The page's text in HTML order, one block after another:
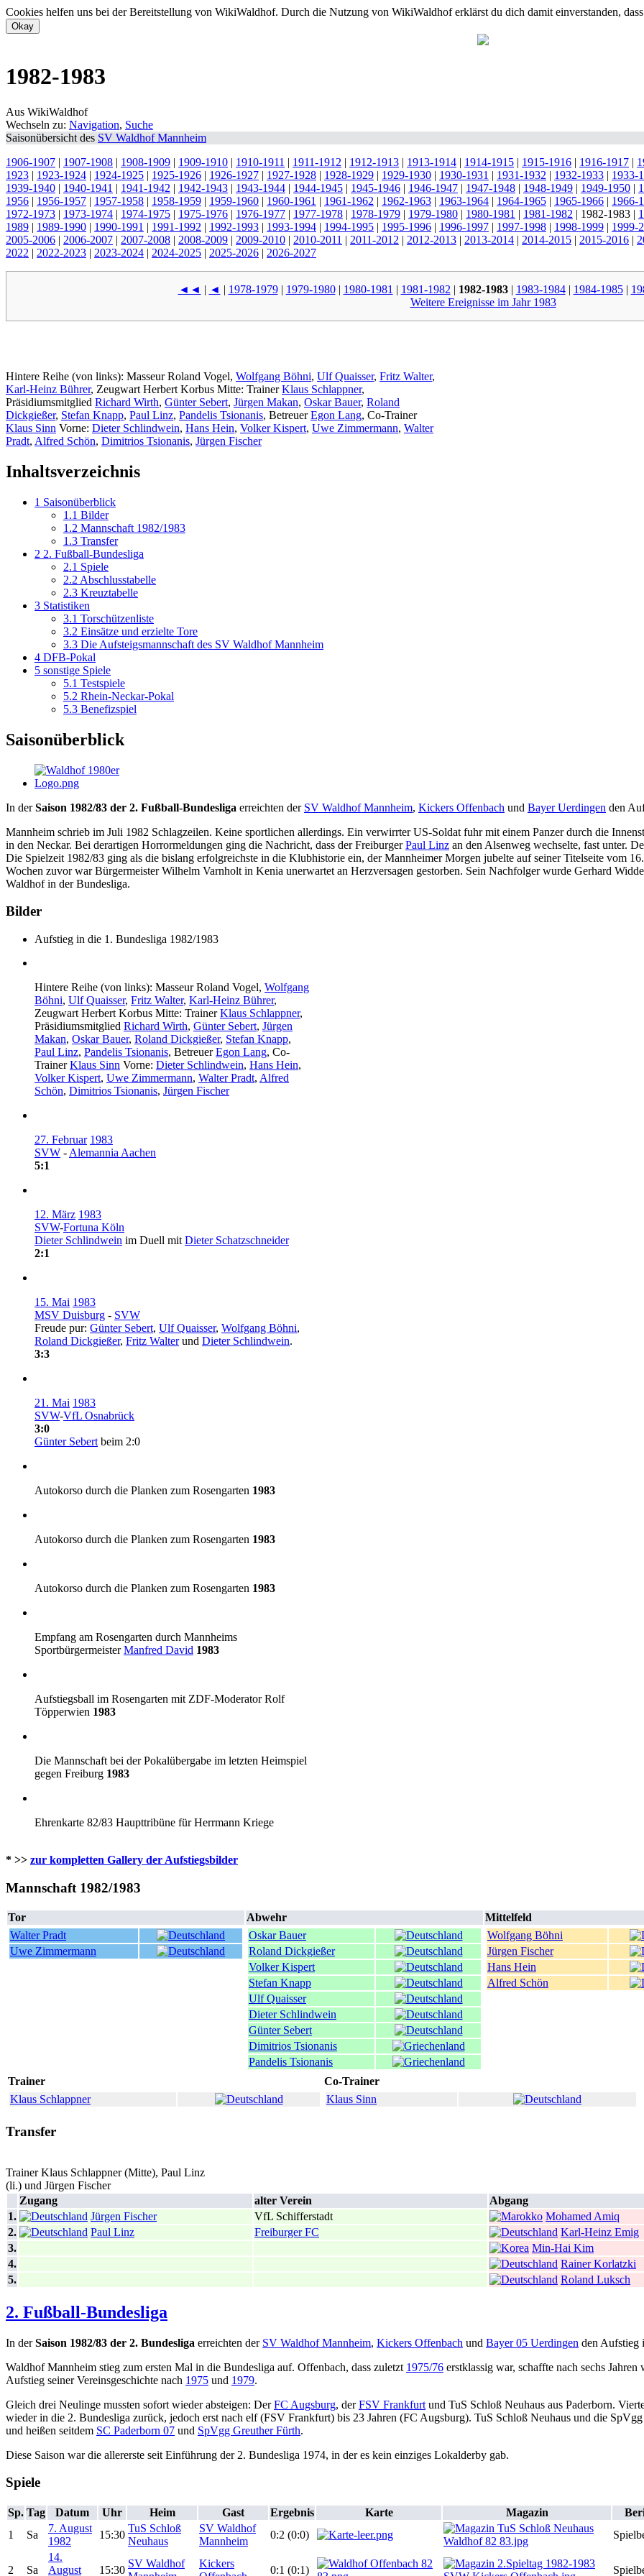
Cookies helfen uns bei der Bereitstellung von WikiWaldhof. Durch die Nutzung von WikiWaldhof erklärst du dich damit einverstanden,
1982-1983
Aus WikiWaldhof
Wechseln zu: Navigation, Suche
Saisonübersicht des SV Waldhof Mannheim
1906-1907 | 1907-1908 | 1908-1909 | 1909-1910 | 1910-1911 | 1911-1912 | 1912-1913 | 1913-1914 | 1914-1915 | 1915-1916 | 1916-1917 |
1923 | 1923-1924 | 1924-1925 | 1925-1926 | 1926-1927 | 1927-1928 | 1928-1929 | 1929-1930 | 1930-1931 | 1931-1932 | 1932-1933 | 1933-
1939-1940 | 1940-1941 | 1941-1942 | 1942-1943 | 1943-1944 | 1944-1945 | 1945-1946 | 1946-1947 | 1947-1948 | 1948-1949 | 1949-1950 |
1956 | 1956-1957 | 1957-1958 | 1958-1959 | 1959-1960 | 1960-1961 | 1961-1962 | 1962-1963 | 1963-1964 | 1964-1965 | 1965-1966 | 1966-
1972-1973 | 1973-1974 | 1974-1975 | 1975-1976 | 1976-1977 | 1977-1978 | 1978-1979 | 1979-1980 | 1980-1981 | 1981-1982 | 1982-1983 |
1989 | 1989-1990 | 1990-1991 | 1991-1992 | 1992-1993 | 1993-1994 | 1994-1995 | 1995-1996 | 1996-1997 | 1997-1998 | 1998-1999 | 1999-
2005-2006 | 2006-2007 | 2007-2008 | 2008-2009 | 2009-2010 | 2010-2011 | 2011-2012 | 2012-2013 | 2013-2014 | 2014-2015 | 2015-2016 |
2022 | 2022-2023 | 2023-2024 | 2024-2025 | 2025-2026 | 2026-2027
◄◄ | ◄ | 1978-1979| 1979-1980| 1980-1981 | 1981-1982 | 1982-1983| 1983-1984| 1984-1985|
Weitere Ereignisse im Jahr 1983
Hintere Reihe (von links): Masseur Roland Vogel, Wolfgang Böhni, Ulf Quaisser, Fritz Walter,
Karl-Heinz Bührer, Zeugwart Herbert Korbus Mitte: TrainerKlaus Schlappner,
Präsidiumsmitglied Richard Wirth, Günter Sebert, Jürgen Makan, Oskar Bauer, Roland
Dickgießer, Stefan Knapp, Paul Linz, Pandelis Tsionanis, BetreuerEgon Lang, Co-Trainer
Klaus Sinn Vorne: Dieter Schlindwein, Hans Hein, Volker Kispert, Uwe Zimmermann, Walter
Pradt, Alfred Schön, Dimitrios Tsionanis, Jürgen Fischer
Inhaltsverzeichnis
1 Saisonüberblick
1.1 Bilder
1.2 Mannschaft 1982/1983
1.3 Transfer
2 2. Fußball-Bundesliga
2.1 Spiele
2.2 Abschlusstabelle
2.3 Kreuztabelle
3 Statistiken
3.1 Torschützenliste
3.2 Einsätze und erzielte Tore
3.3 Die Aufsteigsmannschaft des SV Waldhof Mannheim
4 DFB-Pokal
5 sonstige Spiele
5.1 Testspiele
5.2 Rhein-Neckar-Pokal
5.3 Benefizspiel
Saisonüberblick
In derSaison 1982/83 der 2. Fußball-Bundesliga erreichten der SV Waldhof Mannheim, Kickers Offenbach und Bayer Uerdingen den
Mannheim schrieb im Juli 1982 Schlagzeilen. Keine sportlichen allerdings. Ein verwirrter US-Soldat fuhr mit einem Panzer durch die
in den Neckar. Bei derartigen Horrormeldungen ging die Nachricht, dass der FreiburgerPaul Linz an den Alsenweg wechselte, fast unter.
Die Spielzeit 1982/83 ging als die bislang erfolgreichste in die Klubhistorie ein, der Mannheimer Morgen jubelte auf seiner Titelseite vom
Wochen zuvor war Bürgermeister Wilhelm Varnholt in Kenia unerwartet an Herzversagen gestorben. Sein Nachfolger wurde Gerhard
Waldhof in der Bundesliga.
Bilder
Aufstieg in die 1. Bundesliga 1982/1983
Hintere Reihe (von links): Masseur Roland Vogel, Wolfgang
Böhni, Ulf Quaisser, Fritz Walter, Karl-Heinz Bührer,
Zeugwart Herbert Korbus Mitte: TrainerKlaus Schlappner,
Präsidiumsmitglied Richard Wirth, Günter Sebert, Jürgen
Makan, Oskar Bauer, Roland Dickgießer, Stefan Knapp,
Paul Linz, Pandelis Tsionanis, BetreuerEgon Lang, Co-
TrainerKlaus Sinn Vorne: Dieter Schlindwein, Hans Hein,
Volker Kispert, Uwe Zimmermann, Walter Pradt, Alfred
Schön, Dimitrios Tsionanis, Jürgen Fischer
27. Februar 1983
SVW - Alemannia Aachen
5:1
12. März 1983
SVW-Fortuna Köln
Dieter Schlindwein im Duell mit Dieter Schatzschneider
2:1
15. Mai 1983
MSV Duisburg - SVW
Freude pur: Günter Sebert, Ulf Quaisser, Wolfgang Böhni,
Roland Dickgießer, Fritz Walterund Dieter Schlindwein.
3:3
21. Mai 1983
SVW-VfL Osnabrück
3:0
Günter Sebert beim 2:0
Autokorso durch die Planken zum Rosengarten 1983
Autokorso durch die Planken zum Rosengarten 1983
Autokorso durch die Planken zum Rosengarten 1983
Empfang am Rosengarten durch Mannheims
SportbürgermeisterManfred David 1983
Aufstiegsball im Rosengarten mit ZDF-Moderator Rolf
Töpperwien 1983
Die Mannschaft bei der Pokalübergabe im letzten Heimspiel
gegen Freiburg 1983
Ehrenkarte 82/83 Haupttribüne für Herrmann Kriege
* >> zur kompletten Gallery der Aufstiegsbilder
Mannschaft 1982/1983
Tor Abwehr Mittelfeld
Walter Pradt
Uwe Zimmermann
Oskar Bauer
Roland Dickgießer
Volker Kispert
Stefan Knapp
Ulf Quaisser
Dieter Schlindwein
Günter Sebert
Dimitrios Tsionanis
Pandelis Tsionanis
Wolfgang Böhni
Jürgen Fischer
Hans Hein
Alfred Schön
Trainer
Co-Trainer
Klaus Schlappner
Klaus Sinn
Transfer
Trainer Klaus Schlappner (Mitte), Paul Linz
(li.) und Jürgen Fischer
Zugang
alter Verein Abgang
1.
Jürgen Fischer VfL Schifferstadt Mohamed Amiq
2.
Paul Linz Freiburger FC Karl-Heinz Emig
3.
Min-Hai Kim
4.
Rainer Korlatzki
5.
Roland Luksch
2. Fußball-Bundesliga
In derSaison 1982/83 der 2. Bundesliga erreichten der SV Waldhof Mannheim, Kickers Offenbach und Bayer 05 Uerdingen den Aufstieg
Waldhof Mannheim stieg zum ersten Mal in die Bundesliga auf. Offenbach, dass zuletzt 1975/76 erstklassig war, schaffte nach sechs
Aufstieg seiner Vereinsgeschichte nach 1975 und 1979.
Gleich drei Neulinge mussten sofort wieder absteigen: DerFC Augsburg, derFSV Frankfurt und TuS Schloß Neuhaus aus Paderborn.
wieder in die 2. Bundesliga zurück, jedoch erst nach elf (FSV Frankfurt) bis 23 Jahren (FC Augsburg). TuS Schloß Neuhaus und die
und heißen seitdem SC Paderborn 07 und SpVgg Greuther Fürth.
Diese Saison war die allererste seit Einführung der 2. Bundesliga 1974, in der es kein einziges Lokalderby gab.
Spiele
Sp. Tag Datum Uhr Heim Gast Ergebnis Karte Magazin
1
Sa
7. August
1982
15:30
TuS Schloß
Neuhaus
SV Waldhof
Mannheim
0:2 (0:0)
2 Sa
14.
August
15:30
SV Waldhof
Kickers
0:1 (0:1)